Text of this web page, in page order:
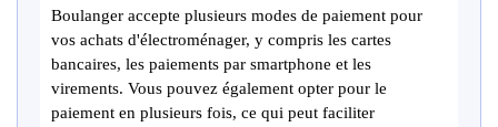
Boulanger accepte plusieurs modes de paiement pour
vos achats d'électroménager, y compris les cartes
bancaires, les paiements par smartphone et les
virements. Vous pouvez également opter pour le
paiement en plusieurs fois, ce qui peut faciliter